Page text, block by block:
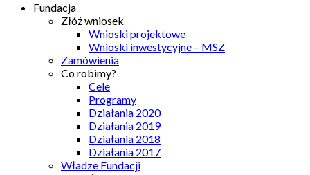
Fundacja
Złóż wniosek
Wnioski projektowe
Wnioski inwestycyjne – MSZ
Zamówienia
Co robimy?
Cele
Programy
Działania 2020
Działania 2019
Działania 2018
Działania 2017
Władze Fundacji